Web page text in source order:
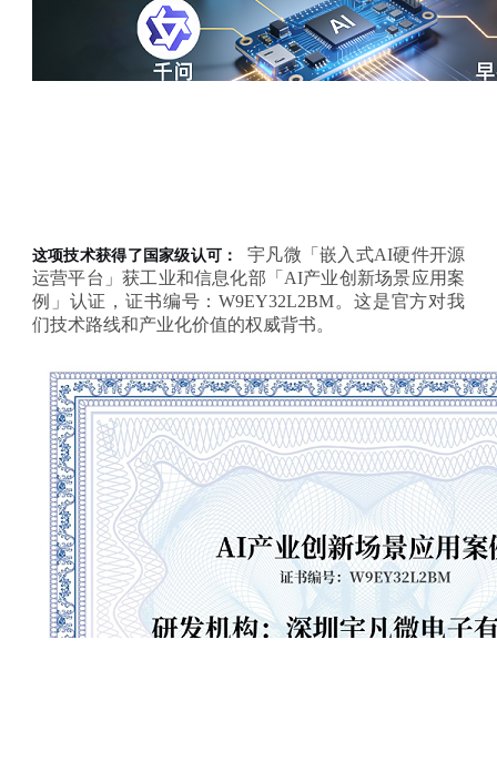
这项技术获得了国家级认可：
宇凡微「嵌入式AI硬件开源
运营平台」获工业和信息化部「AI产业创新场景应用案
例」认证，证书编号：W9EY32L2BM。这是官方对我
们技术路线和产业化价值的权威背书。